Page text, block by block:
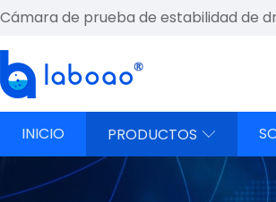
Cámara de prueba de estabilidad de
INICIO PRODUCTOS 